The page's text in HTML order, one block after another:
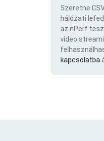
Szeretne
hálózati
az nPerf
video
kapcsolatba